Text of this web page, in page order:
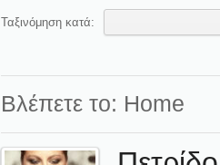
Ταξινόμηση κατά:
Βλέπετε το: Home